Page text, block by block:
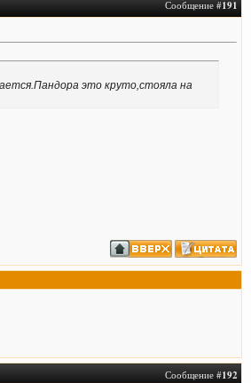
Сообщение #191
это круто,стояла на
Сообщение #192